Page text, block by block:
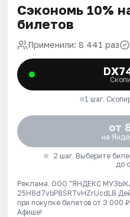
Сэкономь 10%
билетов
Применили: 8 441 раз
1 шаг.
от
на
2 шаг. Выберите
до
Реклама. ООО "ЯНДЕКС
25H8d7vbP8SRTvHZrUcdLB
при покупке билетов от 3 000
Афише!